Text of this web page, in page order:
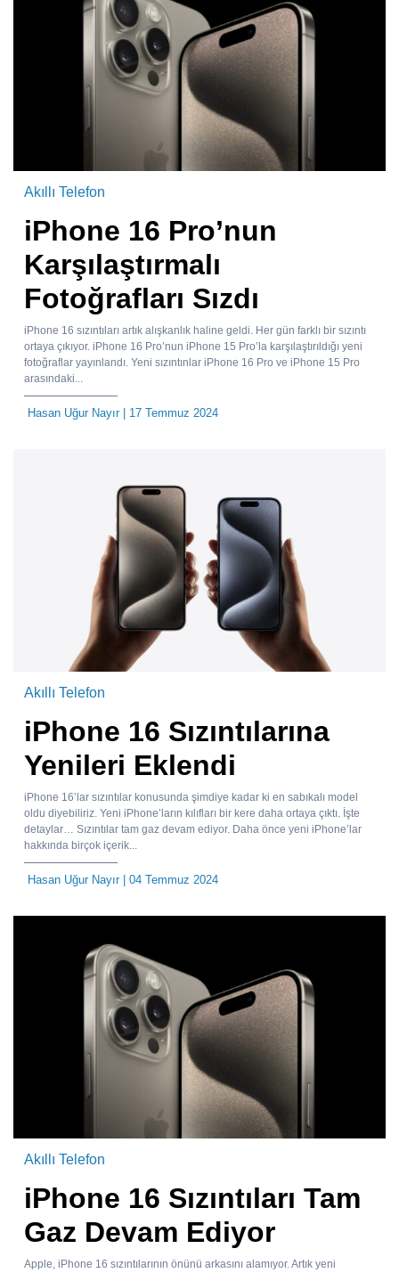
Akıllı Telefon
iPhone 16 Pro’nun
Karşılaştırmalı
Fotoğrafları Sızdı
iPhone 16 sızıntıları artık alışkanlık haline geldi. Her gün farklı bir sızıntı
ortaya çıkıyor. iPhone 16 Pro’nun iPhone 15 Pro’la karşılaştırıldığı yeni
fotoğraflar yayınlandı. Yeni sızıntınlar iPhone 16 Pro ve iPhone 15 Pro
arasındaki...
Hasan Uğur Nayır| 17 Temmuz 2024
Akıllı Telefon
iPhone 16 Sızıntılarına
Yenileri Eklendi
iPhone 16’lar sızıntılar konusunda şimdiye kadar ki en sabıkalı model
oldu diyebiliriz. Yeni iPhone’ların kılıfları bir kere daha ortaya çıktı. İşte
detaylar… Sızıntılar tam gaz devam ediyor. Daha önce yeni iPhone’lar
hakkında birçok içerik...
Hasan Uğur Nayır| 04 Temmuz 2024
Akıllı Telefon
iPhone 16 Sızıntıları Tam
Gaz Devam Ediyor
Apple, iPhone 16 sızıntılarının önünü arkasını alamıyor. Artık yeni